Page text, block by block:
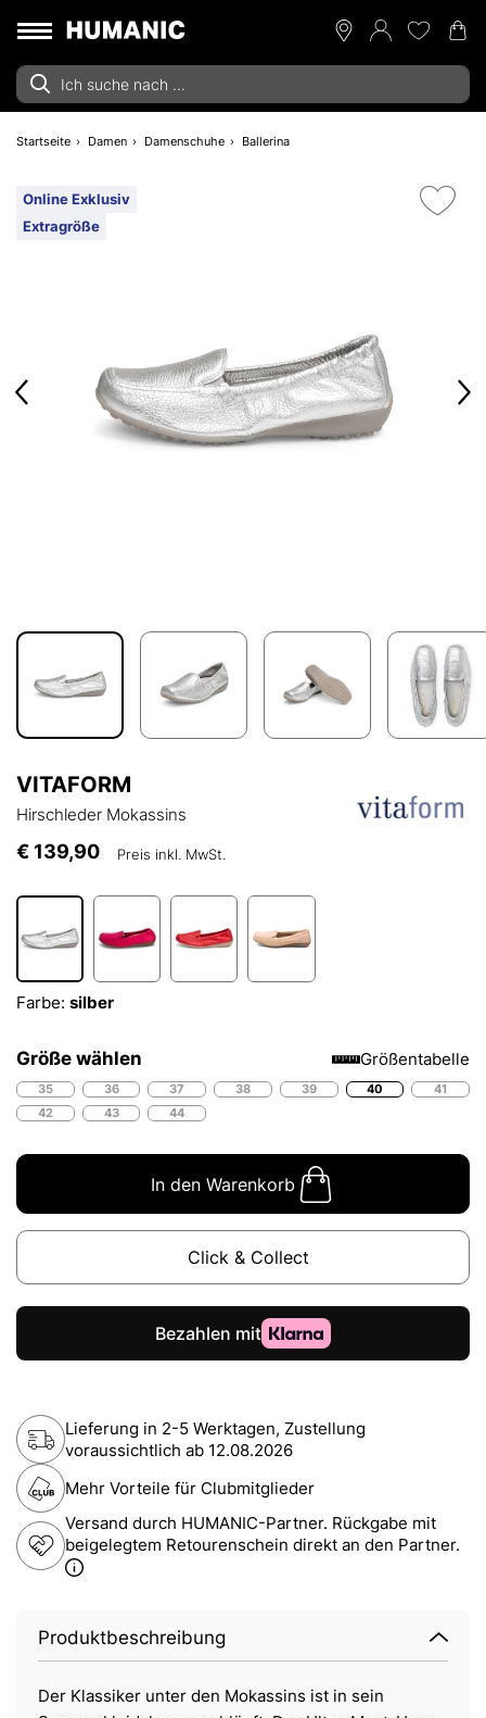
Startseite Damen Damenschuhe Ballerina
Online Exklusiv
Extragröße
VITAFORM
Hirschleder Mokassins
€ 139,90 Preis inkl. MwSt.
Farbe: silber
Größe wählen Größentabelle
35 36 37 38 39 40
41
42
43 44
In den Warenkorb
Click & Collect
Lieferung in 2-5 Werktagen, Zustellung
voraussichtlich ab 12.08.2026
Mehr Vorteile für Clubmitglieder
Versand durch HUMANIC-Partner. Rückgabe mit
beigelegtem Retourenschein direkt an den Partner.
Produktbeschreibung
Der Klassiker unter den Mokassins ist in sein